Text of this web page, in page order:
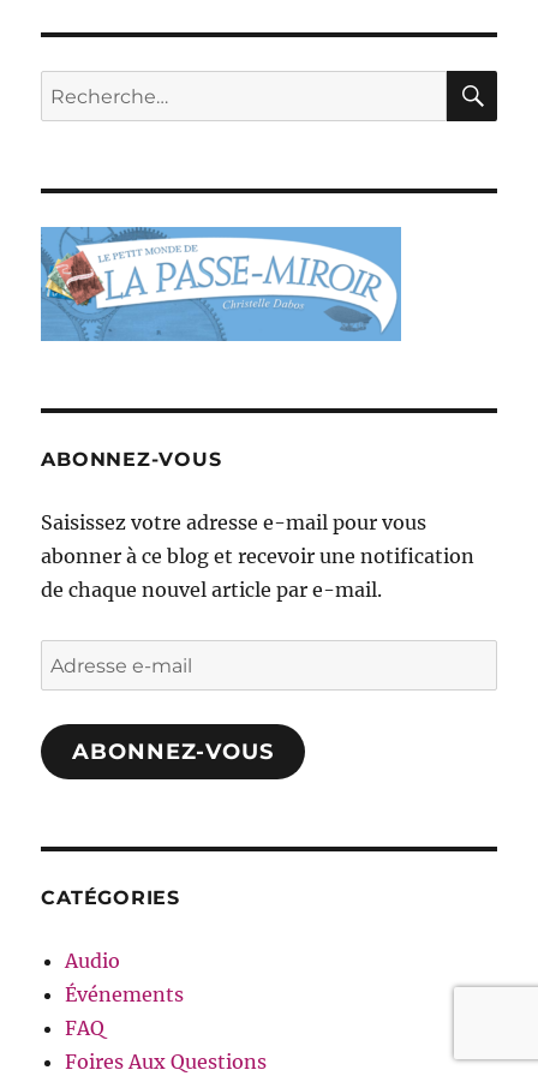
Recherche
pour :
ABONNEZ-VOUS
Saisissez votre adresse e-mail pour vous
abonner à ce blog et recevoir une notification
de chaque nouvel article par e-mail.
Adresse
e-
mail
ABONNEZ-VOUS
CATÉGORIES
Audio
Événements
FAQ
Foires Aux Questions